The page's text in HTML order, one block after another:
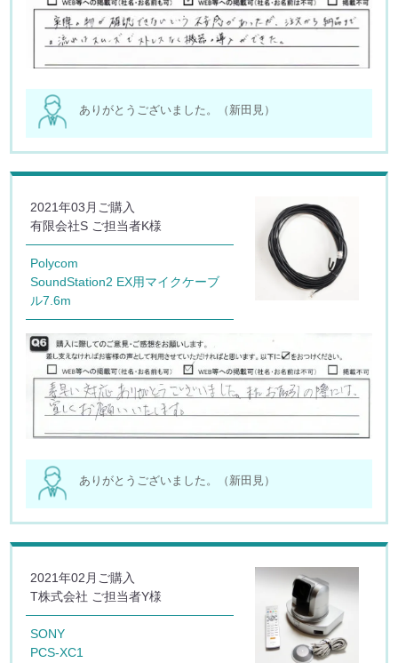
ありがとうございました。（新田見）
2021年03月ご購入
有限会社S ご担当者K様
Polycom
SoundStation2 EX用マイクケーブ
ル7.6m
ありがとうございました。（新田見）
2021年02月ご購入
T株式会社 ご担当者Y様
SONY
PCS-XC1